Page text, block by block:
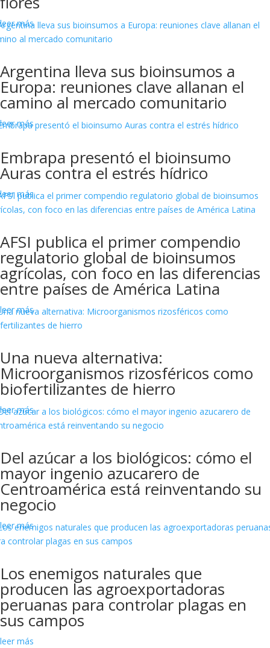
leer más
Argentina lleva sus bioinsumos a
Europa: reuniones clave allanan el
camino al mercado comunitario
leer más
Embrapa presentó el bioinsumo
Auras contra el estrés hídrico
leer más
AFSI publica el primer compendio
regulatorio global de bioinsumos
agrícolas, con foco en las diferencias
entre países de América Latina
leer más
Una nueva alternativa:
Microorganismos rizosféricos como
biofertilizantes de hierro
leer más
Del azúcar a los biológicos: cómo el
mayor ingenio azucarero de
Centroamérica está reinventando su
negocio
leer más
Los enemigos naturales que
producen las agroexportadoras
peruanas para controlar plagas en
sus campos
leer más